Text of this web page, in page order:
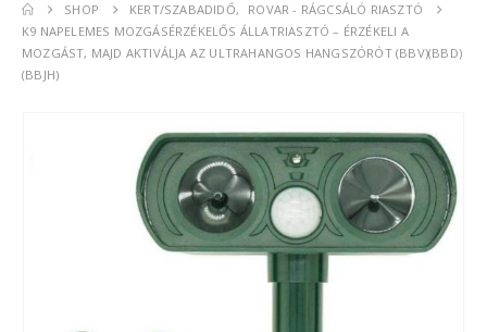
SHOP KERT/SZABADIDŐ,
ROVAR - RÁGCSÁLÓ RIASZTÓ
K9 NAPELEMES MOZGÁSÉRZÉKELŐS ÁLLATRIASZTÓ – ÉRZÉKELI A
MOZGÁST, MAJD AKTIVÁLJA AZ ULTRAHANGOS HANGSZÓRÓT (BBV)(BBD)
(BBJH)